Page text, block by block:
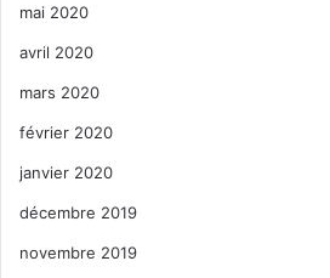
mai 2020
avril 2020
mars 2020
février 2020
janvier 2020
décembre 2019
novembre 2019